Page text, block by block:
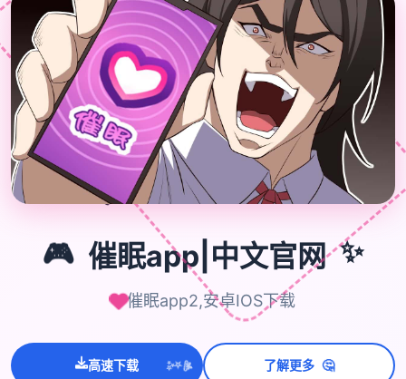
🎮
🎮 催眠app|中文官网 ✨
催眠app2,安卓IOS下载
高速下载 ✨⭐💫 了解更多 🤔